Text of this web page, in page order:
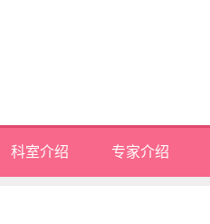
科室介绍 专家介绍